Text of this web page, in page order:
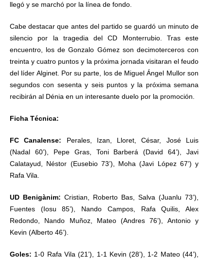
llegó y se marchó por la línea de fondo.
Cabe destacar que antes del partido se guardó un minuto de
silencio por la tragedia del CD Monterrubio. Tras este
encuentro, los de Gonzalo Gómez son decimoterceros con
treinta y cuatro puntos y la próxima jornada visitaran el feudo
del líder Alginet. Por su parte, los de Miguel Ángel Mullor son
segundos con sesenta y seis puntos y la próxima semana
recibirán al Dénia en un interesante duelo por la promoción.
Ficha Técnica:
FC Canalense: Perales, Izan, Lloret, César, José Luis
(Nadal 60’), Pepe Gras, Toni Barberá (David 64’), Javi
Calatayud, Néstor (Eusebio 73’), Moha (Javi López 67’) y
Rafa Vila.
UD Benigànim: Cristian, Roberto Bas, Salva (Juanlu 73’),
Fuentes (Iosu 85’), Nando Campos, Rafa Quilis, Alex
Redondo, Nando Muñoz, Mateo (Andres 76’), Antonio y
Kevin (Alberto 46’).
Goles: 1-0 Rafa Vila (21’), 1-1 Kevin (28’), 1-2 Mateo (44’),